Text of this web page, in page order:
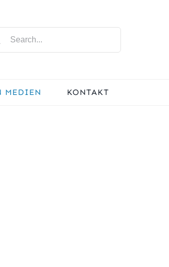
MEDIEN KONTAKT